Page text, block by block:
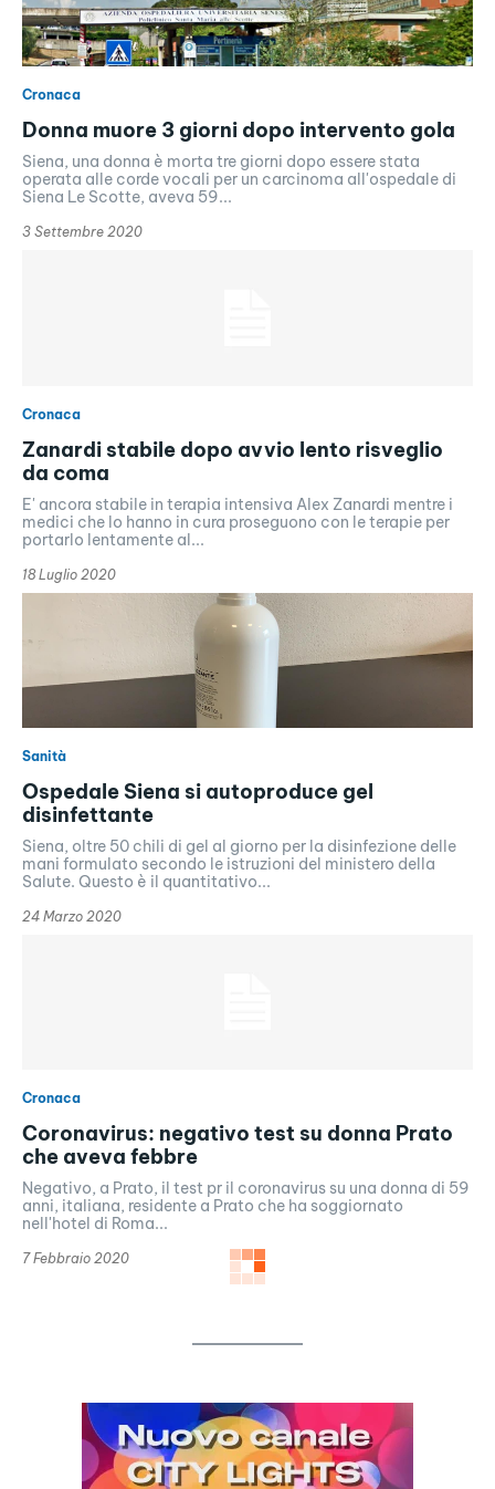
Cronaca
Donna muore 3 giorni dopo intervento gola
Siena, una donna è morta tre giorni dopo essere stata
operata alle corde vocali per un carcinoma all'ospedale di
Siena Le Scotte, aveva 59...
3 Settembre 2020
Cronaca
Zanardi stabile dopo avvio lento risveglio
da coma
E' ancora stabile in terapia intensiva Alex Zanardi mentre i
medici che lo hanno in cura proseguono con le terapie per
portarlo lentamente al...
18 Luglio 2020
Sanità
Ospedale Siena si autoproduce gel
disinfettante
Siena, oltre 50 chili di gel al giorno per la disinfezione delle
mani formulato secondo le istruzioni del ministero della
Salute. Questo è il quantitativo...
24 Marzo 2020
Cronaca
Coronavirus: negativo test su donna Prato
che aveva febbre
Negativo, a Prato, il test pr il coronavirus su una donna di 59
anni, italiana, residente a Prato che ha soggiornato
nell'hotel di Roma...
7 Febbraio 2020